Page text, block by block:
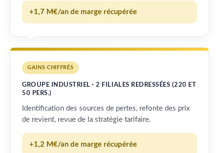
+1,7 M€/an de marge récupérée
GAINS CHIFFRÉS
GROUPE INDUSTRIEL · 2 FILIALES REDRESSÉES (220 ET
50 PERS.)
Identification des sources de pertes, refonte des prix
de revient, revue de la stratégie tarifaire.
+1,2 M€/an de marge récupérée